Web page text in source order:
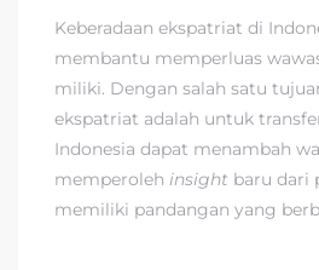
Keberadaan ekspatriat di
membantu memperluas
miliki. Dengan salah satu
ekspatriat adalah untuk
Indonesia dapat menambah
memperoleh insight baru dari
memiliki pandangan yang